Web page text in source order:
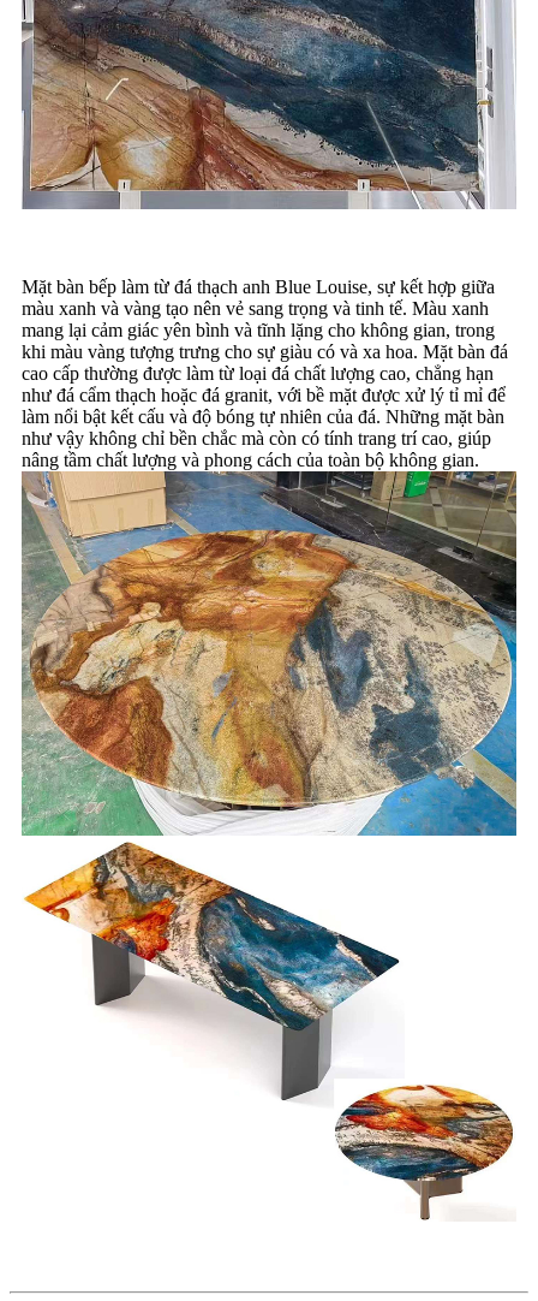
Mặt bàn bếp làm từ đá thạch anh Blue Louise, sự kết hợp giữa
màu xanh và vàng tạo nên vẻ sang trọng và tinh tế. Màu xanh
mang lại cảm giác yên bình và tĩnh lặng cho không gian, trong
khi màu vàng tượng trưng cho sự giàu có và xa hoa. Mặt bàn đá
cao cấp thường được làm từ loại đá chất lượng cao, chẳng hạn
như đá cẩm thạch hoặc đá granit, với bề mặt được xử lý tỉ mỉ để
làm nổi bật kết cấu và độ bóng tự nhiên của đá. Những mặt bàn
như vậy không chỉ bền chắc mà còn có tính trang trí cao, giúp
nâng tầm chất lượng và phong cách của toàn bộ không gian.